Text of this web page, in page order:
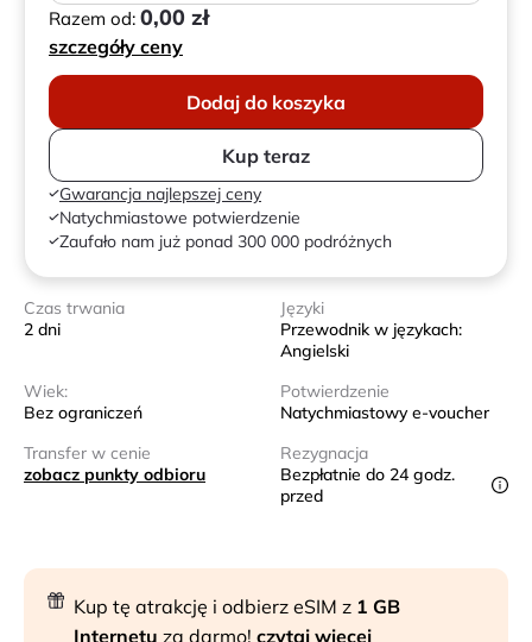
Razem od: 0,00 zł
szczegóły ceny
Dodaj do koszyka
Kup teraz
Gwarancja najlepszej ceny
Natychmiastowe potwierdzenie
Zaufało nam już ponad 300 000 podróżnych
Czas trwania
2 dni
Języki
Przewodnik w językach:
Angielski
Wiek:
Bez ograniczeń
Potwierdzenie
Natychmiastowy e-voucher
Transfer w cenie
zobacz punkty odbioru
Rezygnacja
Bezpłatnie do 24 godz.
przed
Kup tę atrakcję i odbierz eSIM z 1 GB
Internetu za darmo! czytaj więcej